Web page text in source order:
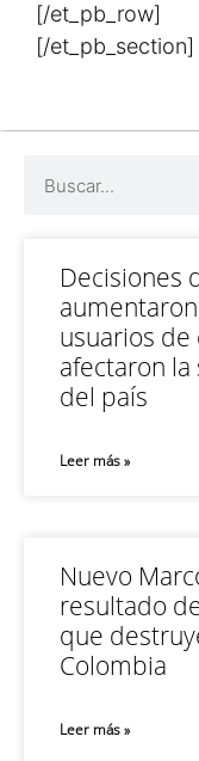
[/et_pb_row]
[/et_pb_section]
Decisiones
usuarios de
afectaron
del país
Leer más »
Nuevo
resultado
que
Colombia
Leer más »